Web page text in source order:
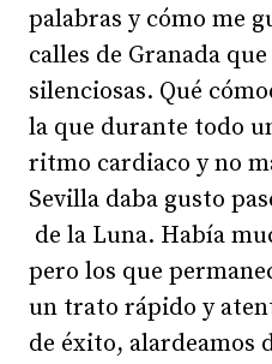
palabras y cómo me
calles de Granada
silenciosas. Qué
la que durante todo
ritmo cardiaco y no
Sevilla daba gusto
de la Luna. Había
pero los que
un trato rápido y
de éxito,